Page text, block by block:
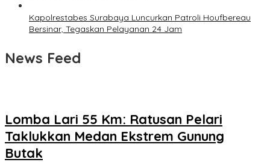
Kapolrestabes Surabaya Luncurkan Patroli Houfbereau
Bersinar, Tegaskan Pelayanan 24 Jam
News Feed
Lomba Lari 55 Km: Ratusan Pelari
Taklukkan Medan Ekstrem Gunung
Butak